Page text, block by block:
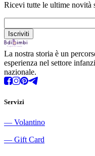
Ricevi tutte le ultime novità
La nostra storia è un
esperienza nel settore
nazionale.
Servizi
― Volantino
― Gift Card